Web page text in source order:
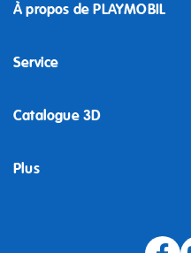
À propos de PLAYMOBIL
Service
Catalogue 3D
Plus